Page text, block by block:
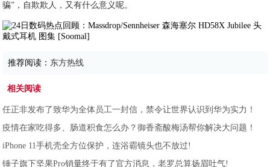
骗”，自欺欺人，又有什么意义呢。
推荐阅读： 东方热线
相关阅读
任正非发布了致华为全体员工一封信，禁令让世界认识到华为实力！
疫情在家吃得多、肠道积食怎么办？御香斋酸梅汤帮你解决大问题！
iPhone 11手机壳全方位保护，连浴霸镜头也不放过!
锤子旗下坚果Pro销量终于有了官方消息，老罗总算扬眉吐气!